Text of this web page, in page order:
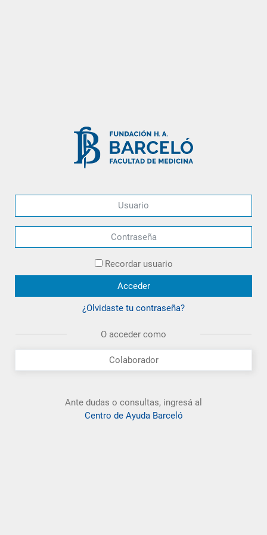
Usuario
Contraseña
Recordar usuario
Acceder
¿Olvidaste tu contraseña?
O acceder como
Colaborador
Ante dudas o consultas, ingresá al
Centro de Ayuda Barceló